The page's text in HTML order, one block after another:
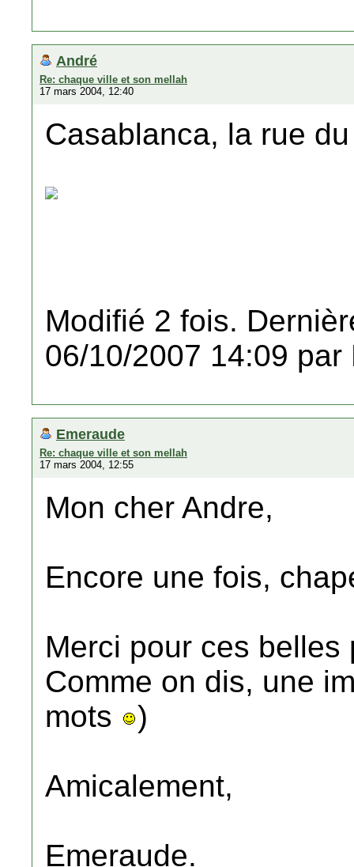
André
Re: chaque ville et son mellah
17 mars 2004, 12:40
Casablanca, la rue
Modifié 2 fois.
06/10/2007 14:09 par
Emeraude
Re: chaque ville et son mellah
17 mars 2004, 12:55
Mon cher Andre,
Encore une fois,
Merci pour ces belles
Comme on dis, une
mots
)
Amicalement,
Emeraude.